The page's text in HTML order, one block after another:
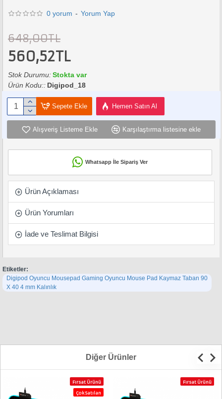
Ürün Açıklaması
Ürün Yorumları
İade ve Teslimat Bilgisi
Whatsapp İle Sipariş Ver
0 yorum - Yorum Yap
648,00TL
560,52TL
Stok Durumu:Stokta var
Ürün Kodu:: Digipod_18
Sepete Ekle Hemen Satın Al
Alışveriş Listeme Ekle Karşılaştırma listesine ekle
Etiketler:
Digipod Oyuncu Mousepad Gaming Oyuncu Mouse Pad Kaymaz Taban 90
X 40 4 mm Kalınlık
Diğer Ürünler
Fırsat Ürünü
Çok Satılan
Fırsat Ürünü